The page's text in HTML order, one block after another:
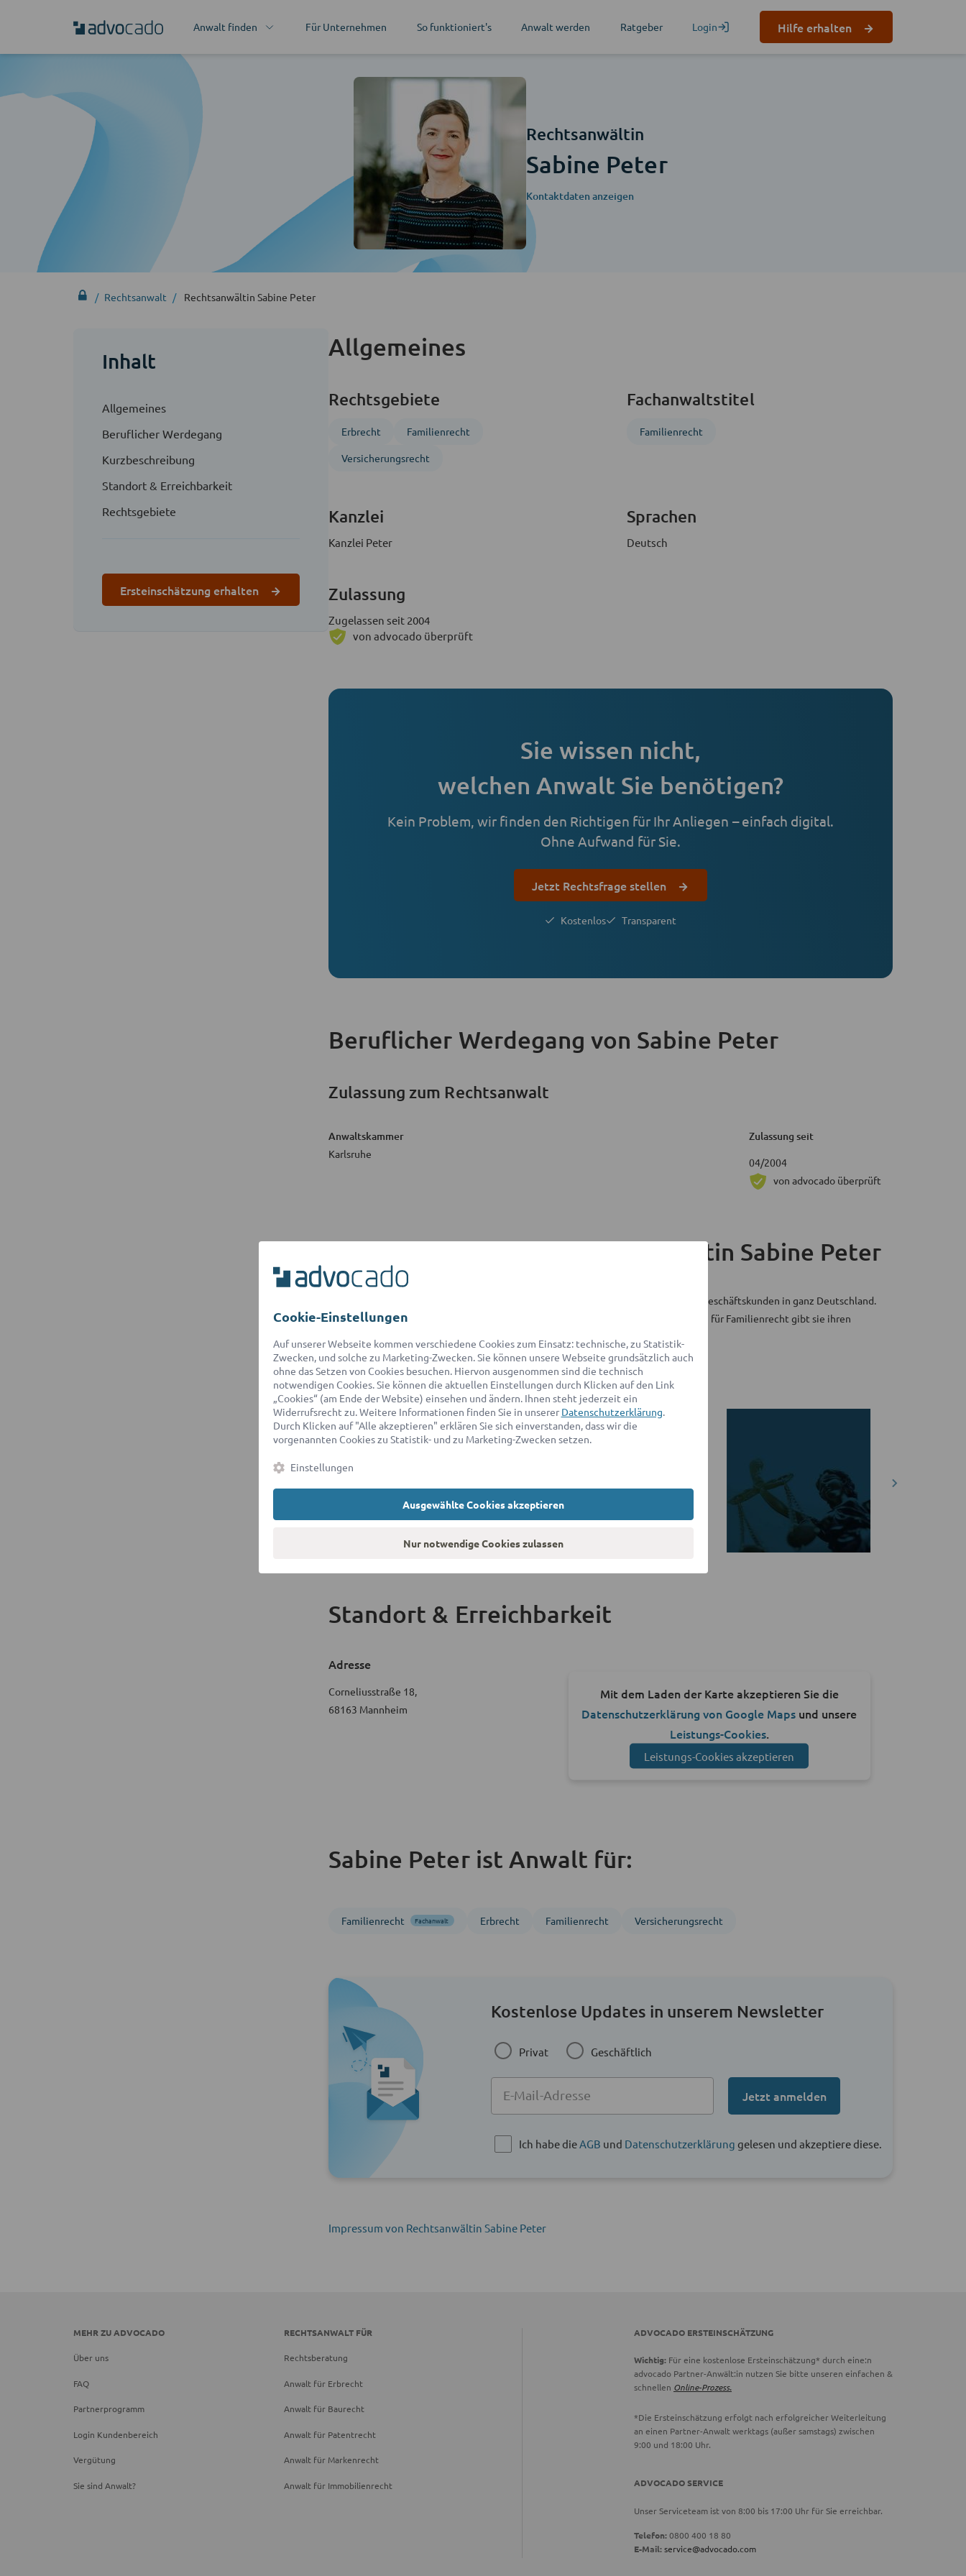
Anwalt finden Für Unternehmen So funktioniert's Anwalt werden Ratgeber Login Hilfe erhalten
Rechtsanwältin
Sabine Peter
Kontaktdaten anzeigen
Rechtsanwalt Rechtsanwältin Sabine Peter
Inhalt
Allgemeines
Beruflicher Werdegang
Kurzbeschreibung
Standort & Erreichbarkeit
Rechtsgebiete
Ersteinschätzung erhalten
Allgemeines
Rechtsgebiete
Erbrecht Familienrecht
Versicherungsrecht
Fachanwaltstitel
Familienrecht
Kanzlei
Kanzlei Peter
Sprachen
Deutsch
Zulassung
Zugelassen seit 2004
von advocado überprüft
Sie wissen nicht,
welchen Anwalt Sie benötigen?
Kein Problem, wir finden den Richtigen für Ihr Anliegen – einfach digital.
Ohne Aufwand für Sie.
Jetzt Rechtsfrage stellen
Kostenlos Transparent
Beruflicher Werdegang von Sabine Peter
Zulassung zum Rechtsanwalt
Anwaltskammer Zulassung seit
Karlsruhe
04/2004
von advocado überprüft
Kurzbeschreibungzu Rechtsanwältin Sabine Peter
Rechtsanwältin Sabine Peter berät und vertritt seit 22 Jahren Privatpersonen und Geschäftskunden in ganz Deutschland.
Zugelassen ist sie derzeit bei der Rechtsanwaltskammer Karlsruhe. Als Fachanwältin für Familienrecht gibt sie ihren
1
Standort & Erreichbarkeit
Adresse
Corneliusstraße 18,
68163 Mannheim
Mit dem Laden der Karte akzeptieren Sie die
Datenschutzerklärung von Google Maps und unsere
Leistungs-Cookies.
Leistungs-Cookies akzeptieren
Sabine Peter ist Anwalt für:
Familienrecht Fachanwalt Erbrecht Familienrecht Versicherungsrecht
Kostenlose Updates in unserem Newsletter
Privat Geschäftlich
Jetzt anmelden
Ich habe dieAGB und Datenschutzerklärung gelesen und akzeptiere diese.
Impressum von Rechtsanwältin Sabine Peter
MEHR ZU ADVOCADO
Über uns
FAQ
Partnerprogramm
Login Kundenbereich
Vergütung
Sie sind Anwalt?
RECHTSANWALT FÜR
Rechtsberatung
Anwalt für Erbrecht
Anwalt für Baurecht
Anwalt für Patentrecht
Anwalt für Markenrecht
Anwalt für Immobilienrecht
ADVOCADO ERSTEINSCHÄTZUNG
Wichtig: Für eine kostenlose Ersteinschätzung* durch eine:n
advocado Partner-Anwält:in nutzen Sie bitte unseren einfachen &
schnellen Online-Prozess.
*Die Ersteinschätzung erfolgt nach erfolgreicher Weiterleitung
an einen Partner-Anwalt werktags (außer samstags) zwischen
9:00 und 18:00 Uhr.
ADVOCADO SERVICE
Unser Serviceteam ist von 8:00 bis 17:00 Uhr für Sie erreichbar.
Telefon:0800 400 18 80
E-Mail:service@advocado.com
Cookie-Einstellungen
Auf unserer Webseite kommen verschiedene Cookies zum Einsatz: technische, zu Statistik-
Zwecken, und solche zu Marketing-Zwecken. Sie können unsere Webseite grundsätzlich auch
ohne das Setzen von Cookies besuchen. Hiervon ausgenommen sind die technisch
notwendigen Cookies. Sie können die aktuellen Einstellungen durch Klicken auf den Link
„Cookies“ (am Ende der Website) einsehen und ändern. Ihnen steht jederzeit ein
Widerrufsrecht zu. Weitere Informationen finden Sie in unserer Datenschutzerklärung.
Durch Klicken auf "Alle akzeptieren" erklären Sie sich einverstanden, dass wir die
vorgenannten Cookies zu Statistik- und zu Marketing-Zwecken setzen.
Einstellungen
Ausgewählte Cookies akzeptieren
Nur notwendige Cookies zulassen